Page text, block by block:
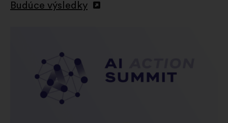
Budúce výsledky